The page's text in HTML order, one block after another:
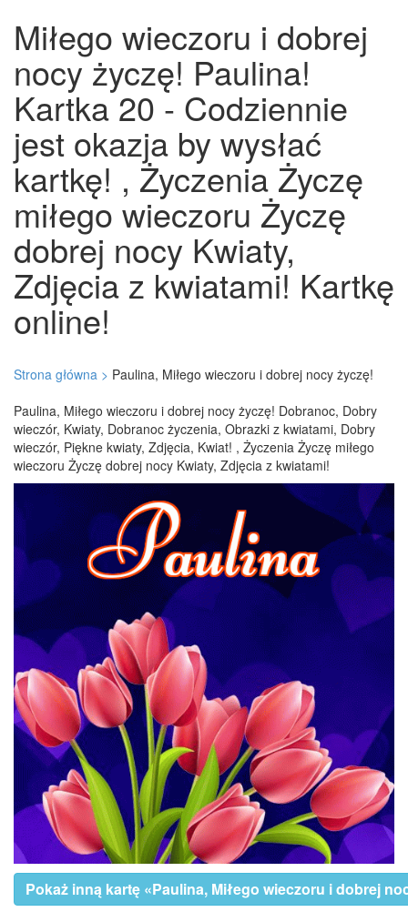
Miłego wieczoru i dobrej
nocy życzę! Paulina!
Kartka 20 - Codziennie
jest okazja by wysłać
kartkę! , Życzenia Życzę
miłego wieczoru Życzę
dobrej nocy Kwiaty,
Zdjęcia z kwiatami! Kartkę
online!
Strona główna > Paulina, Miłego wieczoru i dobrej nocy życzę!
Paulina, Miłego wieczoru i dobrej nocy życzę! Dobranoc, Dobry
wieczór, Kwiaty, Dobranoc życzenia, Obrazki z kwiatami, Dobry
wieczór, Piękne kwiaty, Zdjęcia, Kwiat! , Życzenia Życzę miłego
wieczoru Życzę dobrej nocy Kwiaty, Zdjęcia z kwiatami!
Pokaż inną kartę «Paulina, Miłego wieczoru i dobrej